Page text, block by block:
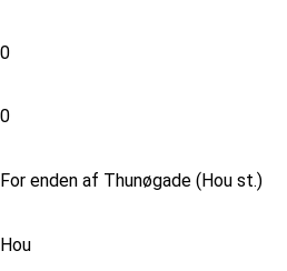
0
0
For enden af Thunøgade (Hou st.)
Hou